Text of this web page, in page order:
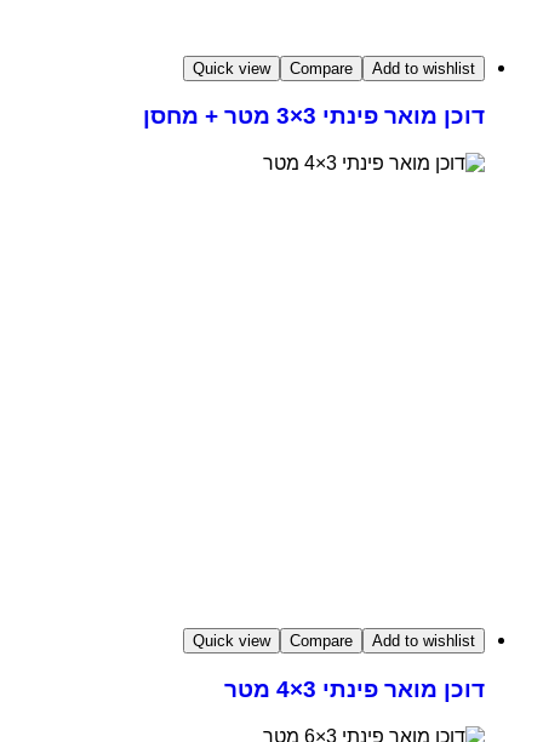
Add to wishlist
Compare
Quick view
דוכן מואר פינתי 3×3 מטר + מחסן
Add to wishlist
Compare
Quick view
דוכן מואר פינתי 3×4 מטר